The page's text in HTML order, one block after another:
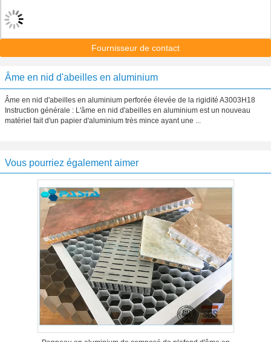
Fournisseur de contact
Âme en nid d'abeilles en aluminium
Âme en nid d'abeilles en aluminium perforée élevée de la rigidité A3003H18
Instruction générale : L'âme en nid d'abeilles en aluminium est un nouveau
matériel fait d'un papier d'aluminium très mince ayant une ...
Vous pourriez également aimer